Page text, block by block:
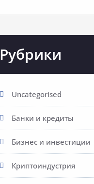
Рубрики
Uncategorised
Банки и кредиты
Бизнес и инвестиции
Криптоиндустрия